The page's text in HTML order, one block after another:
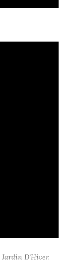
Jardin D’Hiver.